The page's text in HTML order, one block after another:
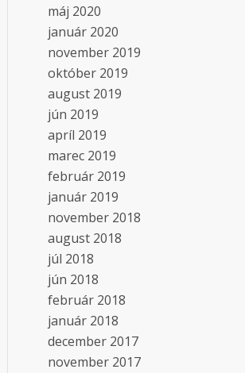
máj 2020
január 2020
november 2019
október 2019
august 2019
jún 2019
apríl 2019
marec 2019
február 2019
január 2019
november 2018
august 2018
júl 2018
jún 2018
február 2018
január 2018
december 2017
november 2017